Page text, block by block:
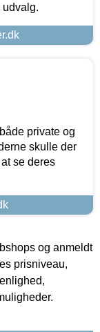
udvalg.
private og
skulle der
se deres
og anmeldt
prisniveau,